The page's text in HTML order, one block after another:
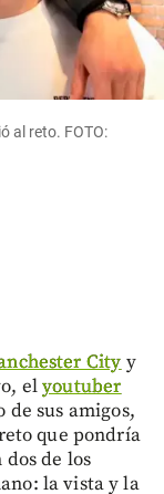
al reto. FOTO:
City y
elyoutuber
de sus amigos,
que pondría
de los
la vista y la